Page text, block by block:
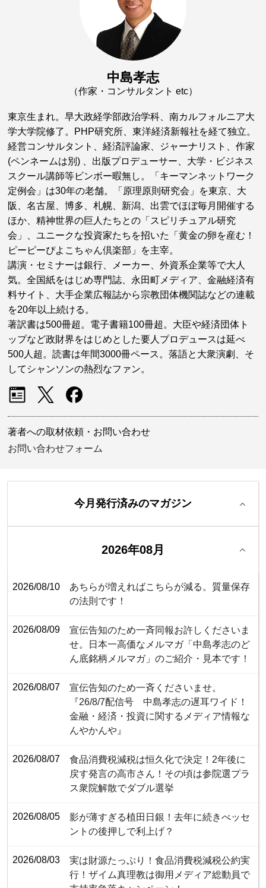
中島孝志
（作家・コンサルタント etc）
東京生まれ。早大政経学部政治学科、南カルフォルニア大
学大学院修了。PHP研究所、東洋経済新報社を経て独立。
経営コンサルタント、経済評論家、ジャーナリスト、作家
(ペンネームは別) 、出版プロデューサー、大学・ビジネス
スクール講師等ビンボー暇無し。「キーマンネットワーク
定例会」は30年の老舗。「原理原則研究会」を東京、大
阪、名古屋、博多、札幌、新潟、出雲でほぼ毎月開催する
ほか、精神世界の巨人たちとの「スピリチュアル研究
会」、ユニークな投資家たちを招いた「黄金の卵を産む！
ピーピーぴよこちゃん倶楽部」を主宰。
講演・セミナーは銀行、メーカー、外資系企業等で大人
気。全国紙をはじめ専門誌、永田町メディア、金融経済有
料サイト、大手企業広報誌から宗教団体機関誌などの連載
を20年以上続ける。
著訳書は500冊超。電子書籍100冊超。大臣や経済団体ト
ップなど政財界をはじめとした要人プロデュースは延べ
500人超。読書は年間3000冊ペース。落語と大衆演劇、そ
してシャンソンの熱烈なファン。
著者への取材依頼・お問い合わせ
お問い合わせフォーム
今月発行済みのマガジン
2026年08月
2026/08/10
あちらが増えればこちらが減る。質量保存
の法則です！
2026/08/09
宣伝告知のため一斉同報お許しくださいま
せ。日本一高価なメルマガ「中島孝志のど
ん底銘柄メルマガ」のご紹介・見本です！
2026/08/07
宣伝告知のため一斉くださいませ。
『26/8/7配信号 中島孝志の遅耳ワイド！
金融・経済・投資に関するメディア情報な
んやかんや』
2026/08/07
食品消費税減税は恒久化で決定！2年後に
戻す発言の高市さん！その頃は参院選プラ
ス衆院解散でダブル選挙
2026/08/05
影が薄すぎる植田日銀！去年に続きべッセ
ントの後押しで利上げ？
2026/08/03
​​​​​​​​​​​​​​​​​​​​​​​​​​実は財源たっぷり！食品消費税減税公約実
行！ザイム真理教は御用メディア総動員で